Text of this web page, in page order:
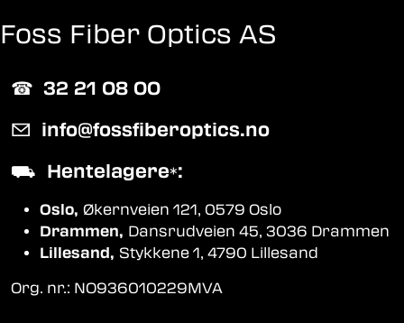
Foss Fiber Optics AS
☎︎ 32 21 08 00
✉ info@fossfiberoptics.no
⛟ Hentelagere*:
Oslo, Økernveien 121, 0579 Oslo
Drammen, Dansrudveien 45, 3036 Drammen
Lillesand, Stykkene 1, 4790 Lillesand
Org. nr.: NO936010229MVA